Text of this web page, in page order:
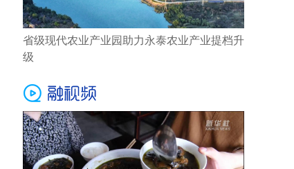
省级现代农业产业园助力永泰农业产业提档升
级